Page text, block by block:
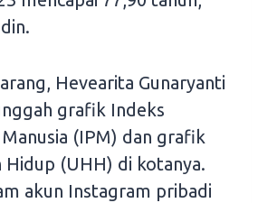
Hevearita Gunaryanti
grafik Indeks
(IPM) dan grafik
Hidup (UHH) di kotanya.
akun Instagram pribadi